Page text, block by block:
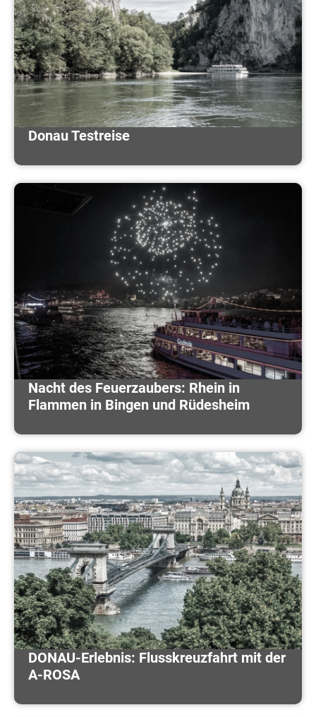
Donau Testreise
Nacht des Feuerzaubers: Rhein in
Flammen in Bingen und Rüdesheim
DONAU-Erlebnis: Flusskreuzfahrt mit der
A-ROSA